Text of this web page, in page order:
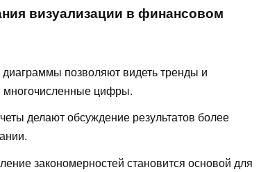
визуализации в финансовом
диаграммы позволяют видеть тренды и
многочисленные цифры.
делают обсуждение результатов более
закономерностей становится основой для